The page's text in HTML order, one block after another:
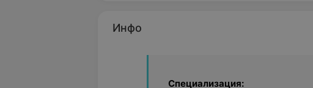
Инфо
Специализация: